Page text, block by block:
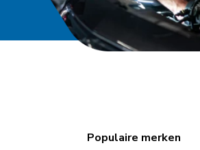
Populaire merken